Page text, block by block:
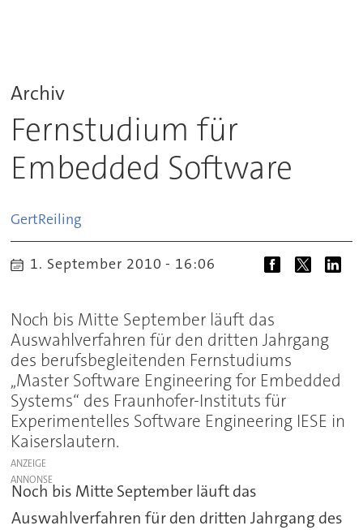
Archiv
Fernstudium für
Embedded Software
GertReiling
1. September 2010 - 16:06
Noch bis Mitte September läuft das
Auswahlverfahren für den dritten Jahrgang
des berufsbegleitenden Fernstudiums
,,Master Software Engineering for Embedded
Systems“ des Fraunhofer-Instituts für
Experimentelles Software Engineering IESE in
Kaiserslautern.
ANZEIGE
Noch bis Mitte September läuft das
Auswahlverfahren für den dritten Jahrgang des